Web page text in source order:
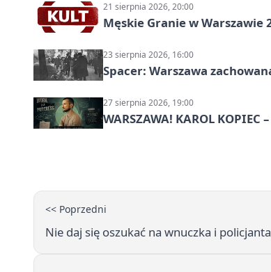
21 sierpnia 2026, 20:00
Męskie Granie w Warszawie
23 sierpnia 2026, 16:00
Spacer: Warszawa
27 sierpnia 2026, 19:00
WARSZAWA! KAROL
<< Poprzedni
Nie daj się oszukać na wnuczka i